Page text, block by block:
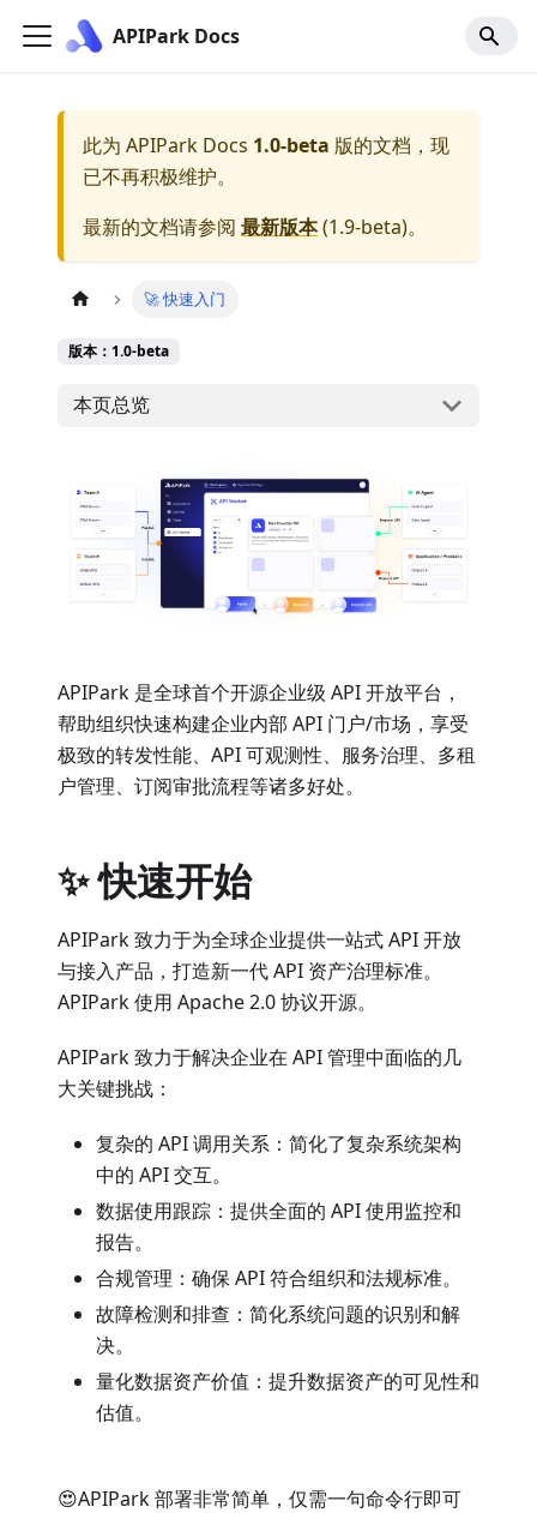
APIPark Docs
此为 APIPark Docs 1.0-beta 版的文档，现
已不再积极维护。
最新的文档请参阅 最新版本(1.9-beta)。
🚀 快速入门
版本：1.0-beta
本页总览
APIPark 是全球首个开源企业级 API 开放平台，
帮助组织快速构建企业内部 API 门户/市场，享受
极致的转发性能、API 可观测性、服务治理、多租
户管理、订阅审批流程等诸多好处。
✨ 快速开始
APIPark 致力于为全球企业提供一站式 API 开放
与接入产品，打造新一代 API 资产治理标准。
APIPark 使用 Apache 2.0 协议开源。
APIPark 致力于解决企业在 API 管理中面临的几
大关键挑战：
复杂的 API 调用关系：简化了复杂系统架构
中的 API 交互。
数据使用跟踪：提供全面的 API 使用监控和
报告。
合规管理：确保 API 符合组织和法规标准。
故障检测和排查：简化系统问题的识别和解
决。
量化数据资产价值：提升数据资产的可见性和
估值。
😍APIPark 部署非常简单，仅需一句命令行即可